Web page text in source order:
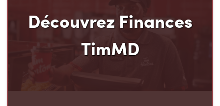
Découvrez Finances
TimMD